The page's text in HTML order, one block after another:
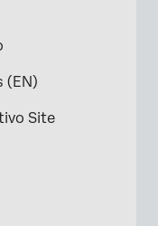
(EN)
Site